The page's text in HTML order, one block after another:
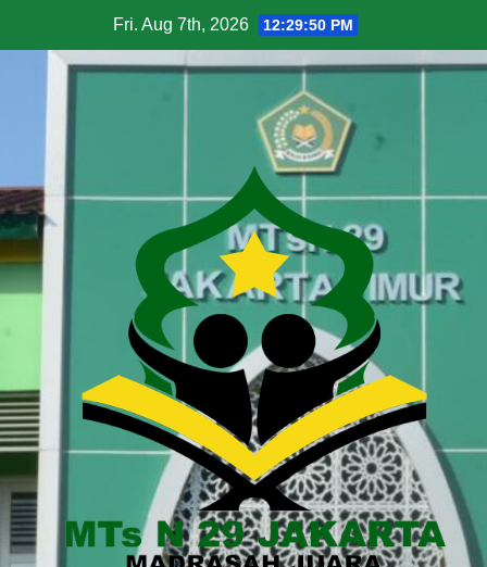
Fri. Aug 7th, 2026 12:29:51 PM